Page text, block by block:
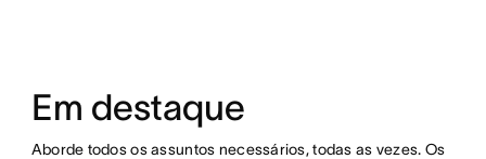
Em destaque
Aborde todos os assuntos necessários, todas as vezes. Os